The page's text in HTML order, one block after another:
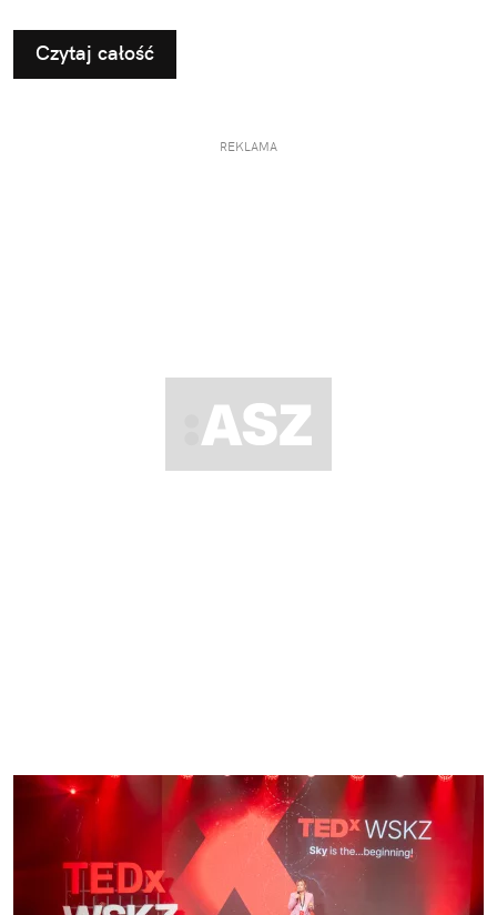
Czytaj całość
REKLAMA